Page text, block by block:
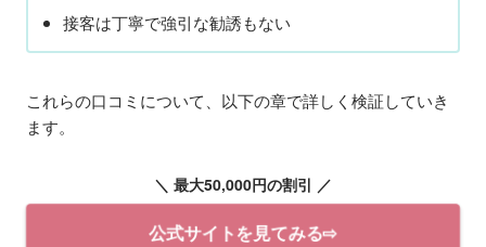
接客は丁寧で強引な勧誘もない
これらの口コミについて、以下の章で詳しく検証していき
ます。
＼ 最大50,000円の割引 ／
公式サイトを見てみる⇨